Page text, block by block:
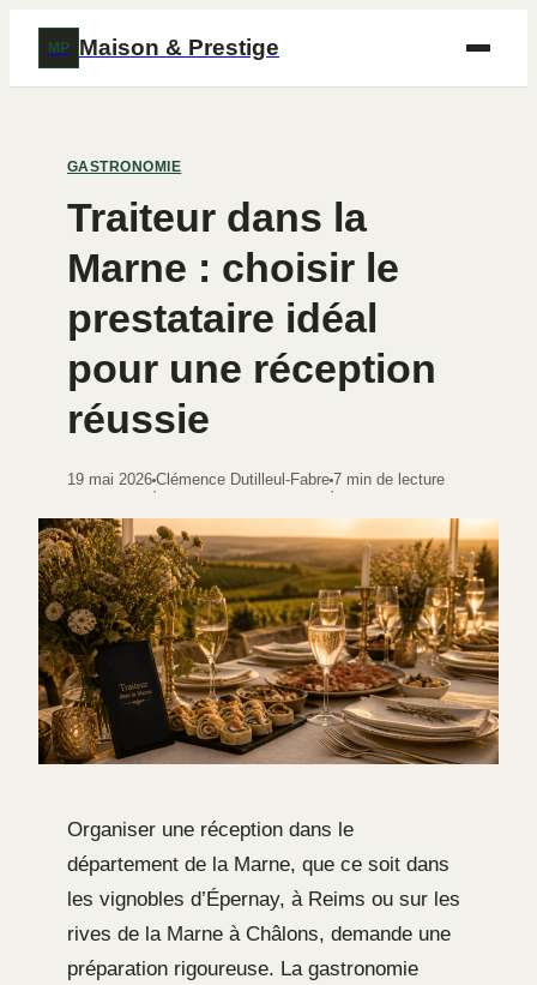
MP Maison & Prestige
GASTRONOMIE
Traiteur dans la
Marne : choisir le
prestataire idéal
pour une réception
réussie
19 mai 2026
·
Clémence Dutilleul-Fabre
·
7 min de lecture
Organiser une réception dans le
département de la Marne, que ce soit dans
les vignobles d’Épernay, à Reims ou sur les
rives de la Marne à Châlons, demande une
préparation rigoureuse. La gastronomie